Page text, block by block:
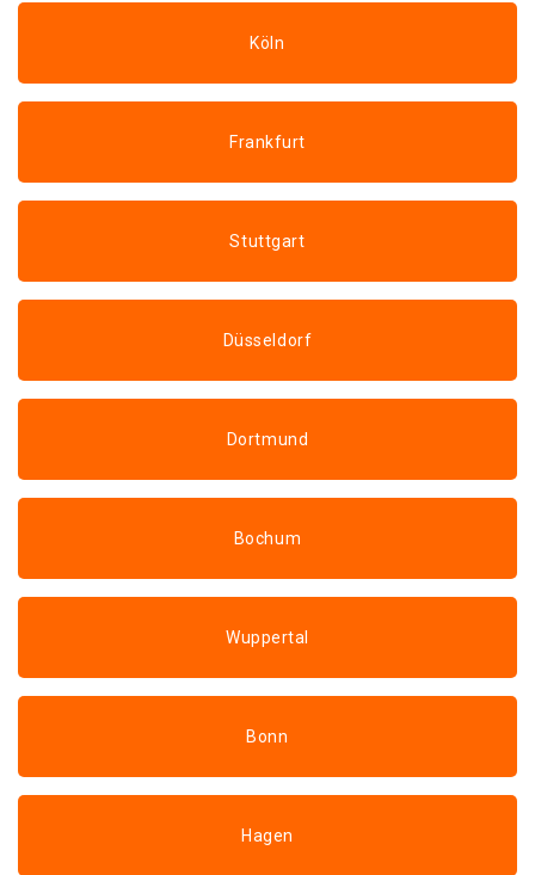
Köln
Frankfurt
Stuttgart
Düsseldorf
Dortmund
Bochum
Wuppertal
Bonn
Hagen